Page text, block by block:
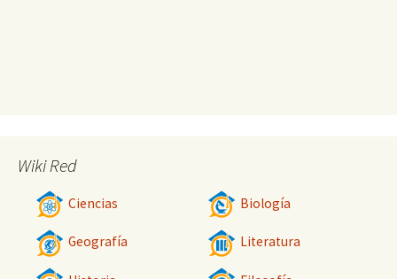
Wiki Red
Ciencias Biología
Geografía Literatura